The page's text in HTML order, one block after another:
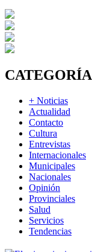
+ Noticias
Actualidad
Contacto
Cultura
Entrevistas
Internacionales
Municipales
Nacionales
Opinión
Provinciales
Salud
Servicios
Tendencias